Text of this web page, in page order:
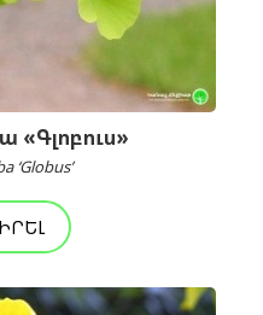
«Գլոբուս»
‘Globus’